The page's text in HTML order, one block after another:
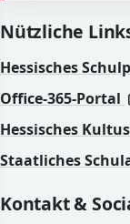
Nützliche
Hessisches
Office-365-Portal
Hessisches
Staatliches
Kontakt &